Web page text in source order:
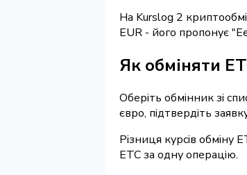
На Kurslog 2
EUR - його пропонує
Як обміняти
Оберіть обмінник зі
євро, підтвердіть
Різниця курсів обміну
ETC за одну операцію.